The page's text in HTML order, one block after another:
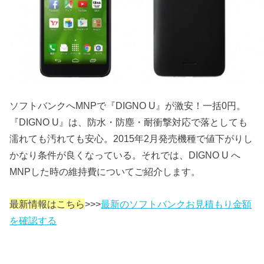
ソフトバンクへMNPで『DIGNO U』が激安！一括0円。
『DIGNO U』は、防水・防塵・耐衝撃対応で落としても
濡れても汚れても安心。2015年2月発売機種で値下がりし
かなり条件が良くなっている。それでは、DIGNO U へ
MNPした時の維持費についてご紹介します。
最新情報はこちら>>>最新のソフトバンクお見積もり金額
を確認する